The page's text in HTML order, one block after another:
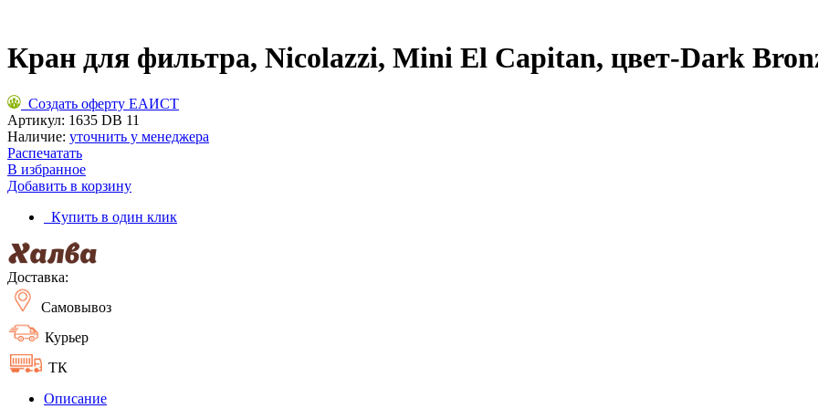
Кран для фильтра, Nicolazzi, Mini El Capitan, цвет-Dark
Создать оферту ЕАИСТ
Артикул: 1635 DB 11
Наличие: уточнить у менеджера
Распечатать
В избранное
Добавить в корзину
Купить в один клик
Доставка:
Самовывоз
Курьер
ТК
Описание